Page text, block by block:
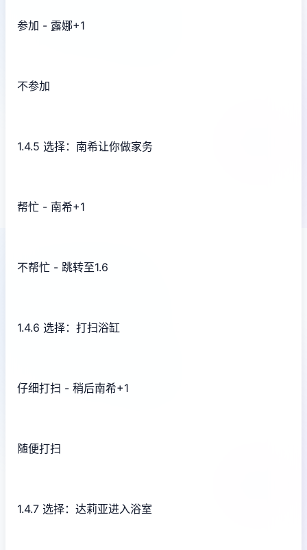
参加 - 露娜+1
不参加
1.4.5 选择：南希让你做家务
帮忙 - 南希+1
不帮忙 - 跳转至1.6
1.4.6 选择：打扫浴缸
仔细打扫 - 稍后南希+1
随便打扫
1.4.7 选择：达莉亚进入浴室